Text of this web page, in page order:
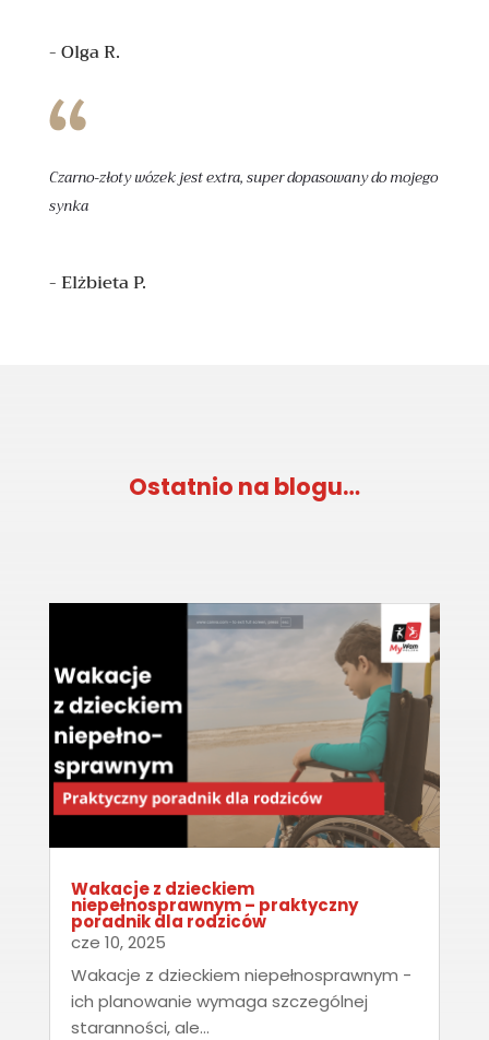
- Olga R.
Czarno-złoty wózek jest extra, super dopasowany do mojego
synka
- Elżbieta P.
Ostatnio na blogu…
Wakacje z dzieckiem
niepełnosprawnym – praktyczny
poradnik dla rodziców
cze 10, 2025
Wakacje z dzieckiem niepełnosprawnym -
ich planowanie wymaga szczególnej
staranności, ale...